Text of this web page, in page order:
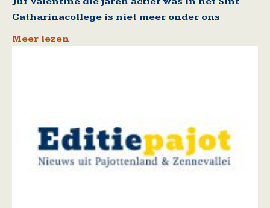
Catharinacollege is niet meer onder ons
Meer lezen